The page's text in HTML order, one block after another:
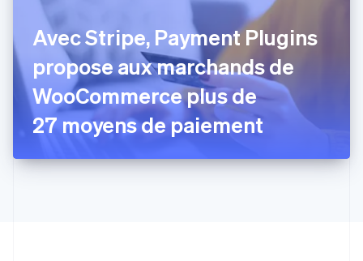
Avec Stripe, Payment Plugins
propose aux marchands de
WooCommerce plus de
27 moyens de paiement
English
Grèce
English
Hongrie
English
Inde
English
English